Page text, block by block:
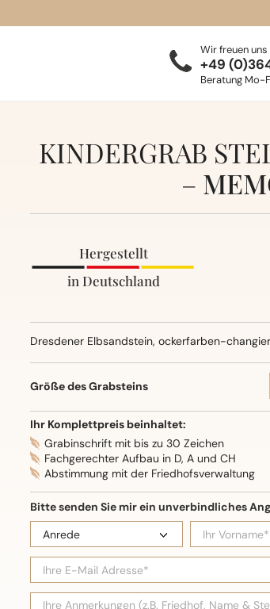
Wir freuen
+49
Beratung Mo-
KINDERGRAB
–
Hergestellt
in Deutschland
Dresdener Elbsandstein, ockerfarben-
Oberflächenbearbeitung: Seidenglanz
Größe des Grabsteins
Ihr Komplettpreis beinhaltet:
Grabinschrift mit bis zu 30 Zeichen
Fachgerechter Aufbau in D, A und CH
Abstimmung mit der Friedhofsverwaltung